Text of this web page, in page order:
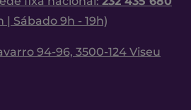
| Sábado 9h - 19h)
94-96, 3500-124 Viseu